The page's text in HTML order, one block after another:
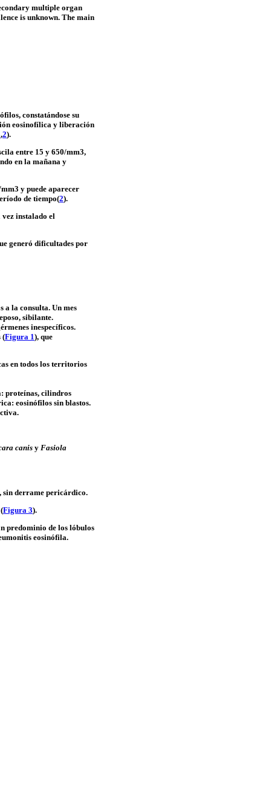
multiple organ
is unknown. The main
constatándose su
eosinofílica y liberación
,2).
entre 15 y 650/mm3,
en la mañana y
y puede aparecer
de tiempo(2).
instalado el
generó dificultades por
a la consulta. Un mes
sibilante.
inespecíficos.
(Figura 1), que
en todos los territorios
proteínas, cilindros
eosinófilos sin blastos.
canis y Fasiola
derrame pericárdico.
Figura 3).
predominio de los lóbulos
eosinófila.